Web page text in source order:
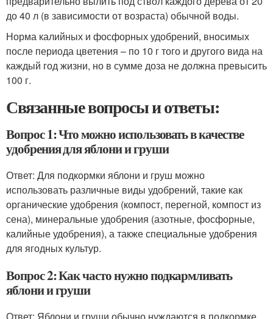
до 40 л (в зависимости от возраста) обычной воды.
Норма калийных и фосфорных удобрений, вносимых
после периода цветения – по 10 г того и другого вида на
каждый год жизни, но в сумме доза не должна превысить
100 г.
Связанные вопросы и ответы:
Вопрос 1: Что можно использовать в качестве
удобрения для яблони и груши
Ответ: Для подкормки яблони и груш можно
использовать различные виды удобрений, такие как
органические удобрения (компост, перегной, компост из
сена), минеральные удобрения (азотные, фосфорные,
калийные удобрения), а также специальные удобрения
для ягодных культур.
Вопрос 2: Как часто нужно подкармливать
яблони и груши